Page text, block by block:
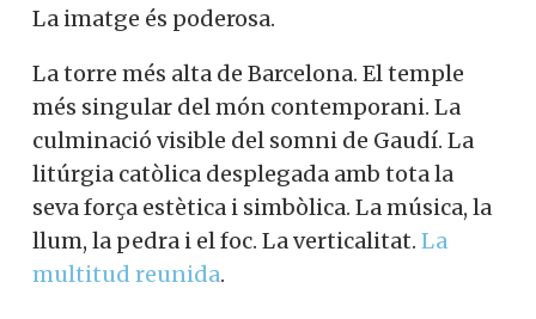
La imatge és poderosa.
La torre més alta de Barcelona. El temple
més singular del món contemporani. La
culminació visible del somni de Gaudí. La
litúrgia catòlica desplegada amb tota la
seva força estètica i simbòlica. La música, la
llum, la pedra i el foc. La verticalitat. La
multitud reunida.